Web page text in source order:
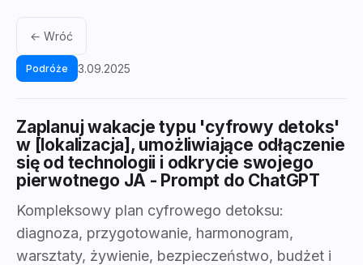
← Wróć
Podróże 3.09.2025
Zaplanuj wakacje typu 'cyfrowy detoks'
w [lokalizacja], umożliwiające odłączenie
się od technologii i odkrycie swojego
pierwotnego JA - Prompt do ChatGPT
Kompleksowy plan cyfrowego detoksu:
diagnoza, przygotowanie, harmonogram,
warsztaty, żywienie, bezpieczeństwo, budżet i